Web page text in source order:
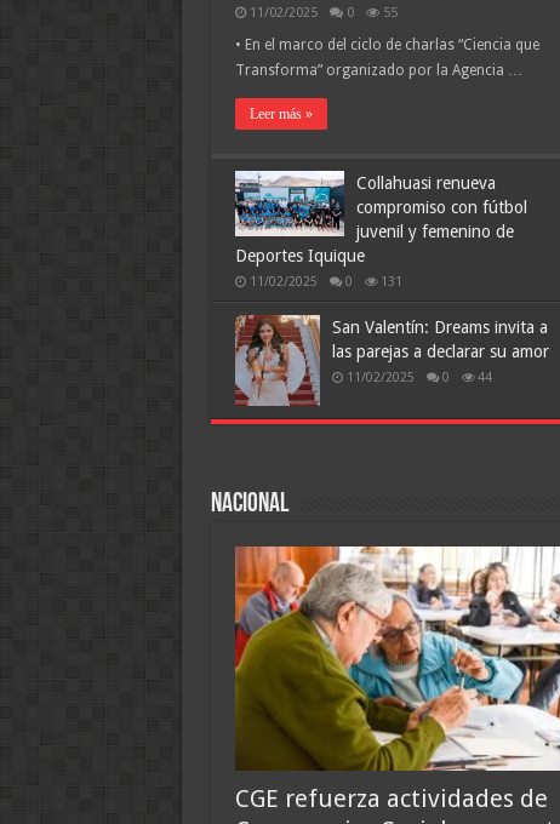
11/02/2025 0 55
• En el marco del ciclo de charlas “Ciencia que
Transforma” organizado por la Agencia …
Leer más »
Collahuasi renueva
compromiso con fútbol
juvenil y femenino de
Deportes Iquique
11/02/2025 0 131
San Valentín: Dreams invita a
las parejas a declarar su amor
11/02/2025 0 44
Nacional
CGE refuerza actividades de